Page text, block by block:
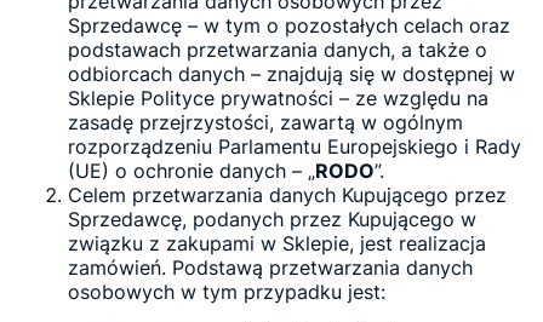
Sprzedawcę – w tym o pozostałych celach oraz
podstawach przetwarzania danych, a także o
odbiorcach danych – znajdują się w dostępnej w
Sklepie Polityce prywatności – ze względu na
zasadę przejrzystości, zawartą w ogólnym
rozporządzeniu Parlamentu Europejskiego i Rady
(UE) o ochronie danych – „RODO”.
Celem przetwarzania danych Kupującego przez
Sprzedawcę, podanych przez Kupującego w
związku z zakupami w Sklepie, jest realizacja
zamówień. Podstawą przetwarzania danych
osobowych w tym przypadku jest: